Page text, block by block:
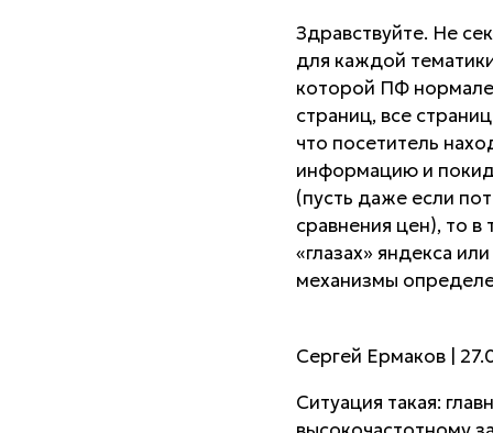
Здравствуйте. Не
для каждой
которой ПФ
страниц, все
что посетитель
информацию и
(пусть даже если
сравнения цен), то в
«глазах» яндекса
механизмы
Сергей Ермаков |
Ситуация такая: